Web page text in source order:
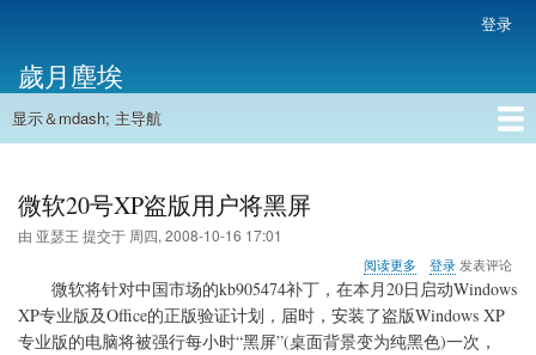
主
内
帐
户
菜
登录
歲月塵埃
主显示＆mdash; 主导航
微软20号XP盗版用户将黑屏
由 亚瑟王 提交于 周四, 2008-10-16 17:01
阅读更多
于
微
软
20
登录发表评论
微软将针对中国市场的kb905474补丁， 在本月20日启动Windows
XP专业版及Office的正版验证计划，届时，安装了盗版Windows XP
专业版的电脑将被强行每小时“黑屏”(桌面背景变为纯黑色)一次，